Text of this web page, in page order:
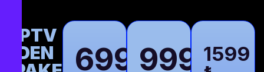
IPTV
DEN
699 999 1599